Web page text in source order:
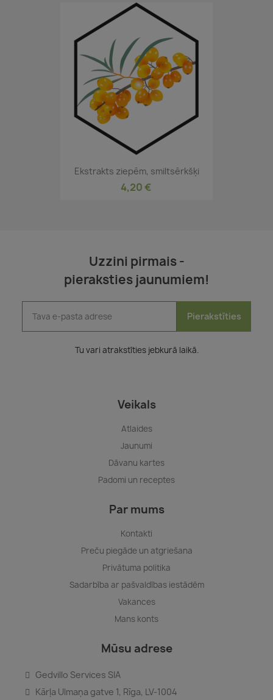
Ekstrakts ziepēm, smiltsērkšķi
4,20 €
Uzzini pirmais -
pieraksties jaunumiem!
Pierakstīties
Tu vari atrakstīties jebkurā laikā.
Veikals
Atlaides
Jaunumi
Dāvanu kartes
Padomi un receptes
Par mums
Kontakti
Preču piegāde un atgriešana
Privātuma politika
Sadarbība ar pašvaldības iestādēm
Vakances
Mans konts
Mūsu adrese
Gedvillo Services SIA
Kārļa Ulmaņa gatve 1, Rīga, LV-1004